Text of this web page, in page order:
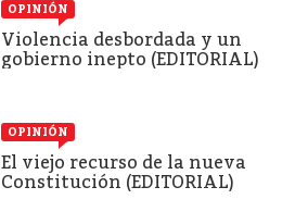
OPINIÓN
Violencia desbordada y un
gobierno inepto (EDITORIAL)
OPINIÓN
El viejo recurso de la nueva
Constitución (EDITORIAL)